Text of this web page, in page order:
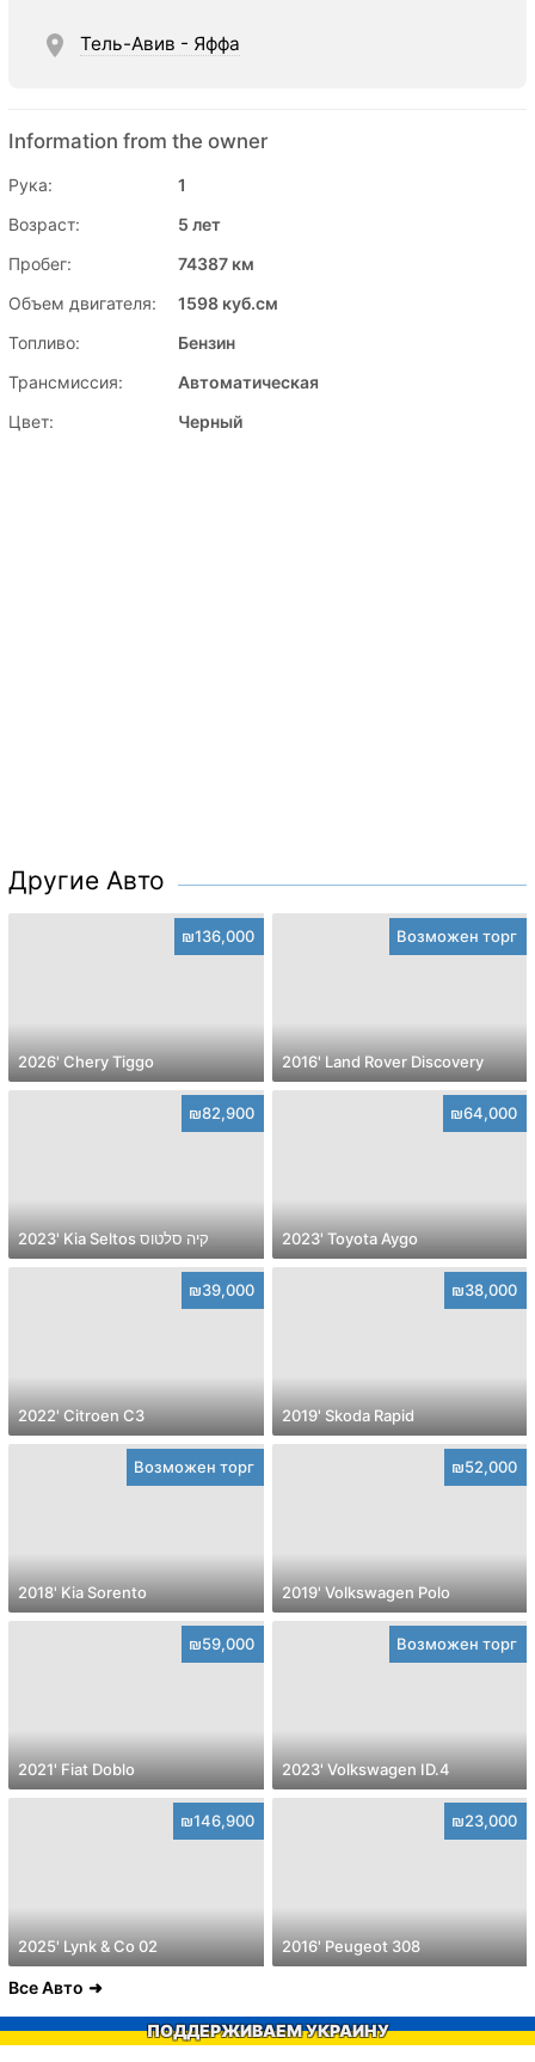
Тель-Авив - Яффа
Information from the owner
Рука:
1
Возраст:
5 лет
Пробег:
74387 км
Объем двигателя:
1598 куб.см
Топливо:
Бензин
Трансмиссия:
Автоматическая
Цвет:
Черный
Другие Авто
₪136,000
2026' Chery Tiggo
Возможен торг
2016' Land Rover Discovery
₪82,900
2023' Kia Seltos קיה סלטוס
₪64,000
2023' Toyota Aygo
₪39,000
2022' Citroen C3
₪38,000
2019' Skoda Rapid
Возможен торг
2018' Kia Sorento
₪52,000
2019' Volkswagen Polo
₪59,000
2021' Fiat Doblo
Возможен торг
2023' Volkswagen ID.4
₪146,900
2025' Lynk & Co 02
₪23,000
2016' Peugeot 308
Все Авто
ПОДДЕРЖИВАЕМ УКРАИНУ